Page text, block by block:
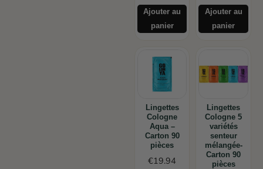
Ajouter au
panier
Ajouter au
panier
Lingettes
Cologne
Aqua –
Carton 90
pièces
€19.94
Lingettes
Cologne 5
variétés
senteur
mélangée-
Carton 90
pièces